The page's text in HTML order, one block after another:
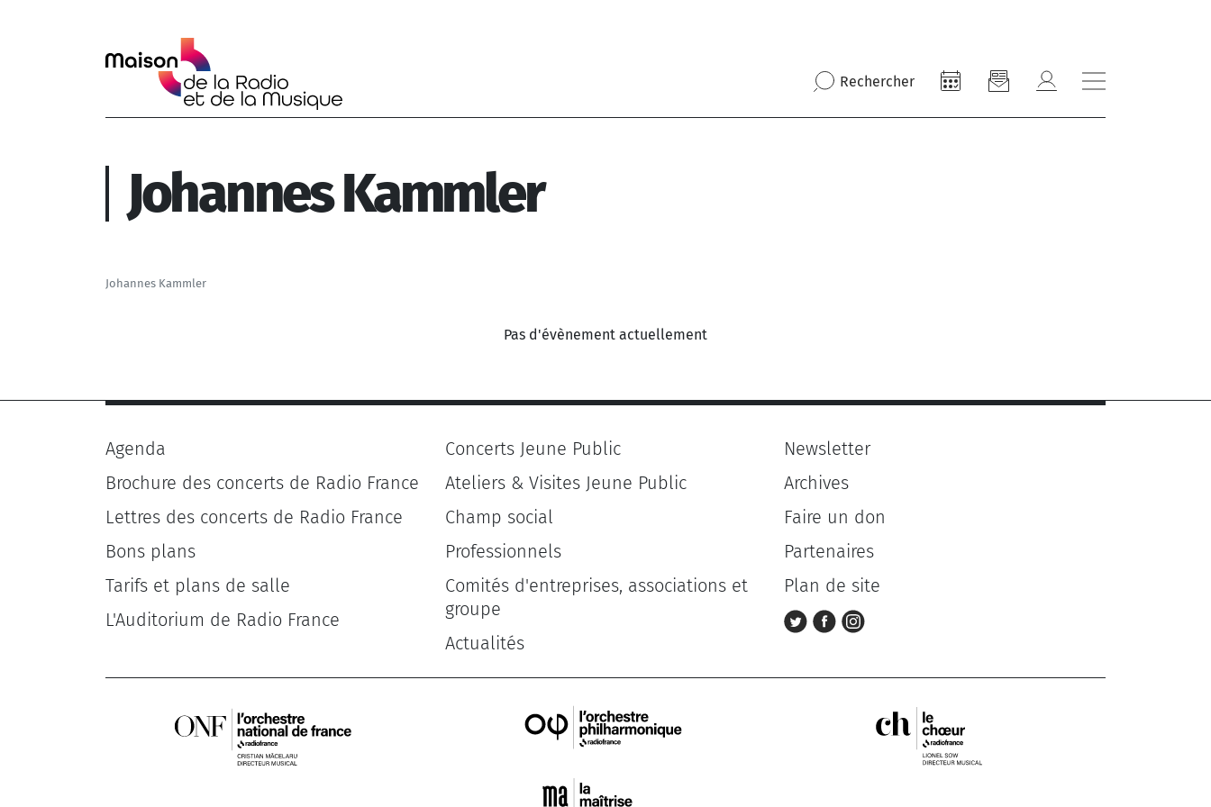
Rechercher
Johannes Kammler
Johannes Kammler
Pas d'évènement actuellement
Agenda
Brochure des concerts de Radio France
Lettres des concerts de Radio France
Bons plans
Tarifs et plans de salle
L'Auditorium de Radio France
Concerts Jeune Public
Ateliers & Visites Jeune Public
Champ social
Professionnels
Comités d'entreprises, associations et
groupe
Actualités
Newsletter
Archives
Faire un don
Partenaires
Plan de site